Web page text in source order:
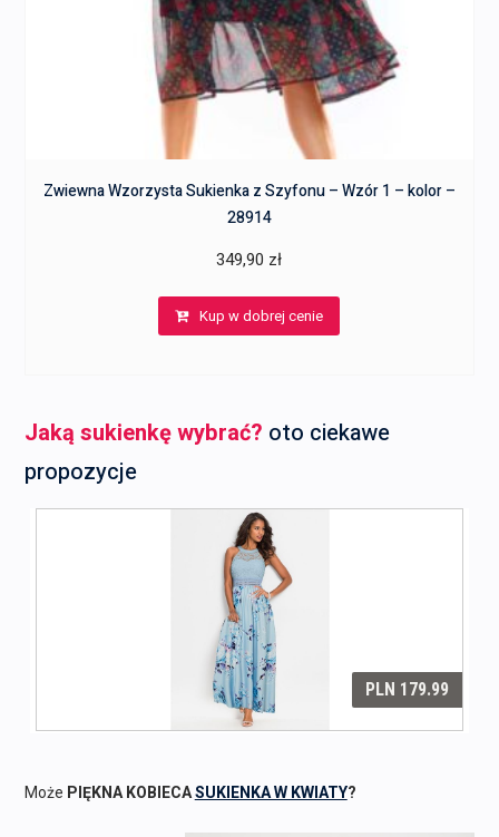
Zwiewna Wzorzysta Sukienka z Szyfonu – Wzór 1 – kolor –
28914
349,90 zł
Kup w dobrej cenie
Jaką sukienkę wybrać? oto ciekawe
propozycje
Może PIĘKNA KOBIECASUKIENKA W KWIATY?